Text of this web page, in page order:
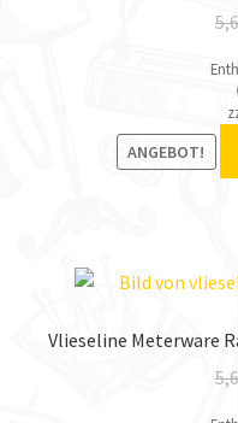
(
ANGEBOT!
Vlieseline Meterware